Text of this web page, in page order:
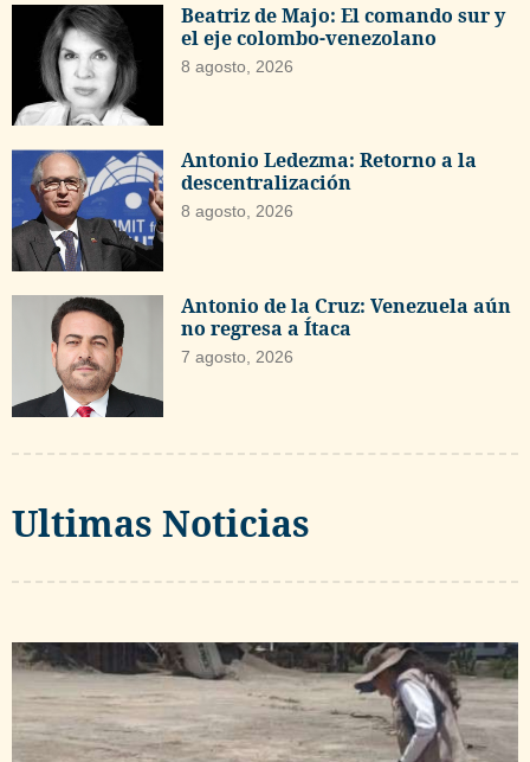
Beatriz de Majo: El comando sur y
el eje colombo-venezolano
8 agosto, 2026
Antonio Ledezma: Retorno a la
descentralización
8 agosto, 2026
Antonio de la Cruz: Venezuela aún
no regresa a Ítaca
7 agosto, 2026
Ultimas Noticias